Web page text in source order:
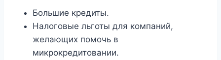
Большие кредиты.
Налоговые льготы для компаний,
желающих помочь в
микрокредитовании.